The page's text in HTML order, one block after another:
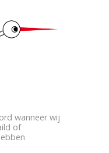
wanneer wij
of